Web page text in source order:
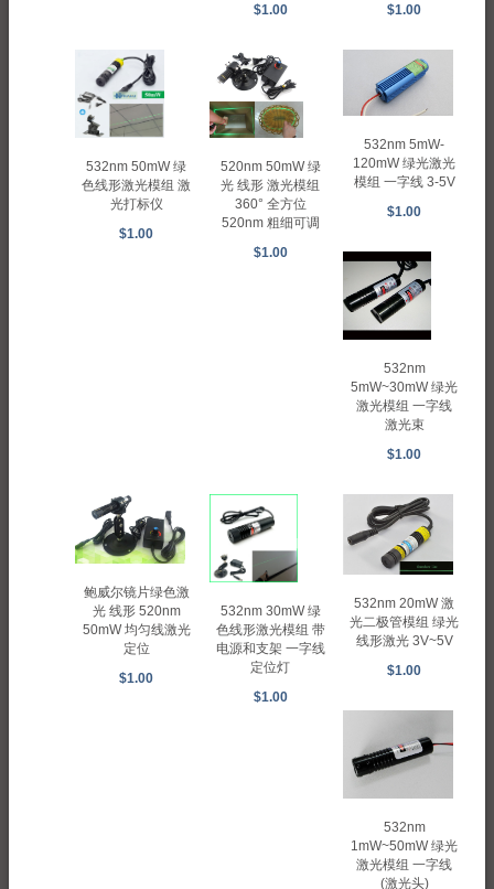
$1.00
$1.00
532nm 50mW 绿
色线形激光模组 激
光打标仪
$1.00
520nm 50mW 绿
光 线形 激光模组
360° 全方位
520nm 粗细可调
$1.00
532nm 5mW-
120mW 绿光激光
模组 一字线 3-5V
$1.00
532nm
5mW~30mW 绿光
激光模组 一字线
激光束
$1.00
鲍威尔镜片绿色激
光 线形 520nm
50mW 均匀线激光
定位
$1.00
532nm 30mW 绿
色线形激光模组 带
电源和支架 一字线
定位灯
$1.00
532nm 20mW 激
光二极管模组 绿光
线形激光 3V~5V
$1.00
532nm
1mW~50mW 绿光
激光模组 一字线
(激光头)